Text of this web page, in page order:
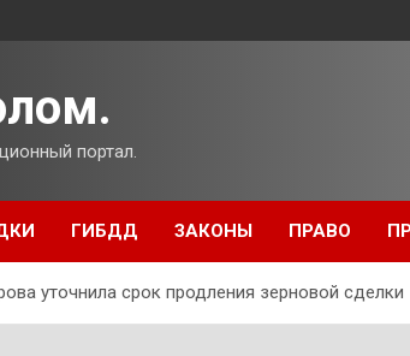
портал.
ГИБДД ЗАКОНЫ ПРАВО
уточнила срок продления зерновой сделки